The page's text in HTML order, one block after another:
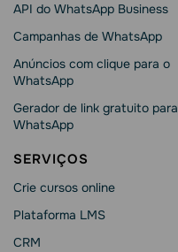
API do WhatsApp Business
Campanhas de WhatsApp
Anúncios com clique para o
WhatsApp
Gerador de link gratuito para
WhatsApp
SERVIÇOS
Crie cursos online
Plataforma LMS
CRM